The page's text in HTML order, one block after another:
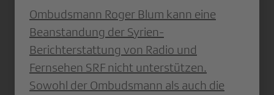
Ombudsmann Roger Blum kann eine
Beanstandung der Syrien-
Berichterstattung von Radio und
Fernsehen SRF nicht unterstützen.
Sowohl der Ombudsmann als auch die